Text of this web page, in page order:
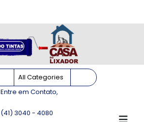
Entre em Contato,
(41) 3040 - 4080